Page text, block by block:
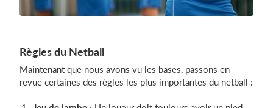
Règles du Netball
Maintenant que nous avons vu les bases, passons en
revue certaines des règles les plus importantes du netball :